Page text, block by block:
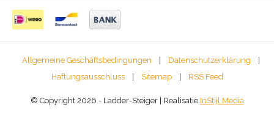
Allgemeine Geschäftsbedingungen Datenschutzerklärung
Haftungsausschluss
Sitemap RSS Feed
© Copyright 2026 - Ladder-Steiger | Realisatie InStijl Media